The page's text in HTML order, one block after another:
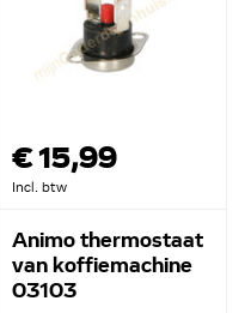
€ 15,99
Incl. btw
Animo thermostaat
van koffiemachine
03103